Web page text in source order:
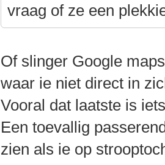
vraag of ze een
Of slinger Google
waar ie niet direct in
Vooral dat laatste is
Een toevallig
zien als ie op